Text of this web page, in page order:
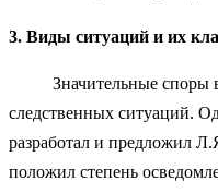
3. Виды ситуаций и их
Значительные споры в
следственных ситуаций.
разработал и предложил
положил степень